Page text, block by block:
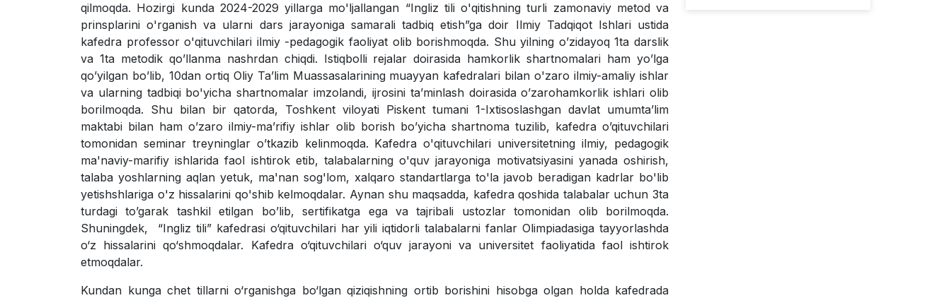
qilmoqda. Hozirgi kunda 2024-2029 yillarga mo'ljallangan “Ingliz tili o'qitishning turli zamonaviy metod va
prinsplarini o'rganish va ularni dars jarayoniga samarali tadbiq etish”ga doir Ilmiy Tadqiqot Ishlari ustida
kafedra professor o'qituvchilari ilmiy -pedagogik faoliyat olib borishmoqda. Shu yilning o’zidayoq 1ta darslik
va 1ta metodik qo’llanma nashrdan chiqdi. Istiqbolli rejalar doirasida hamkorlik shartnomalari ham yo’lga
qo’yilgan bo’lib, 10dan ortiq Oliy Ta’lim Muassasalarining muayyan kafedralari bilan o'zaro ilmiy-amaliy ishlar
va ularning tadbiqi bo'yicha shartnomalar imzolandi, ijrosini ta’minlash doirasida o’zarohamkorlik ishlari olib
borilmoqda. Shu bilan bir qatorda, Toshkent viloyati Piskent tumani 1-Ixtisoslashgan davlat umumta’lim
maktabi bilan ham o’zaro ilmiy-ma’rifiy ishlar olib borish bo’yicha shartnoma tuzilib, kafedra o’qituvchilari
tomonidan seminar treyninglar o’tkazib kelinmoqda. Kafedra o'qituvchilari universitetning ilmiy, pedagogik
ma'naviy-marifiy ishlarida faol ishtirok etib, talabalarning o'quv jarayoniga motivatsiyasini yanada oshirish,
talaba yoshlarning aqlan yetuk, ma'nan sog'lom, xalqaro standartlarga to'la javob beradigan kadrlar bo'lib
yetishshlariga o'z hissalarini qo'shib kelmoqdalar. Aynan shu maqsadda, kafedra qoshida talabalar uchun 3ta
turdagi to’garak tashkil etilgan bo’lib, sertifikatga ega va tajribali ustozlar tomonidan olib borilmoqda.
Shuningdek, “Ingliz tili” kafedrasi o‘qituvchilari har yili iqtidorli talabalarni fanlar Olimpiadasiga tayyorlashda
o‘z hissalarini qo‘shmoqdalar. Kafedra o‘qituvchilari o‘quv jarayoni va universitet faoliyatida faol ishtirok
etmoqdalar.
Kundan kunga chet tillarni o‘rganishga bo‘lgan qiziqishning ortib borishini hisobga olgan holda kafedrada